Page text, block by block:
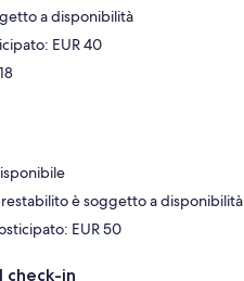
a disponibilità
EUR 40
è soggetto a disponibilità
EUR 50
check-in